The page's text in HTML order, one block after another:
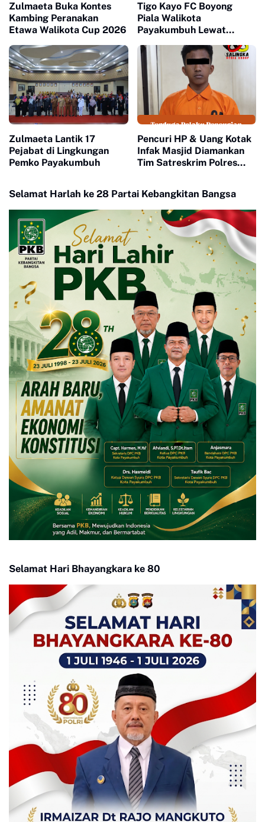
Zulmaeta Buka Kontes
Kambing Peranakan
Etawa Walikota Cup 2026
Tigo Kayo FC Boyong
Piala Walikota
Payakumbuh Lewat
Zulmaeta Lantik 17
Pejabat di Lingkungan
Pemko Payakumbuh
Pencuri HP & Uang Kotak
Infak Masjid Diamankan
Tim Satreskrim Polres
Selamat Harlah ke 28 Partai Kebangkitan Bangsa
Selamat Hari Bhayangkara ke 80